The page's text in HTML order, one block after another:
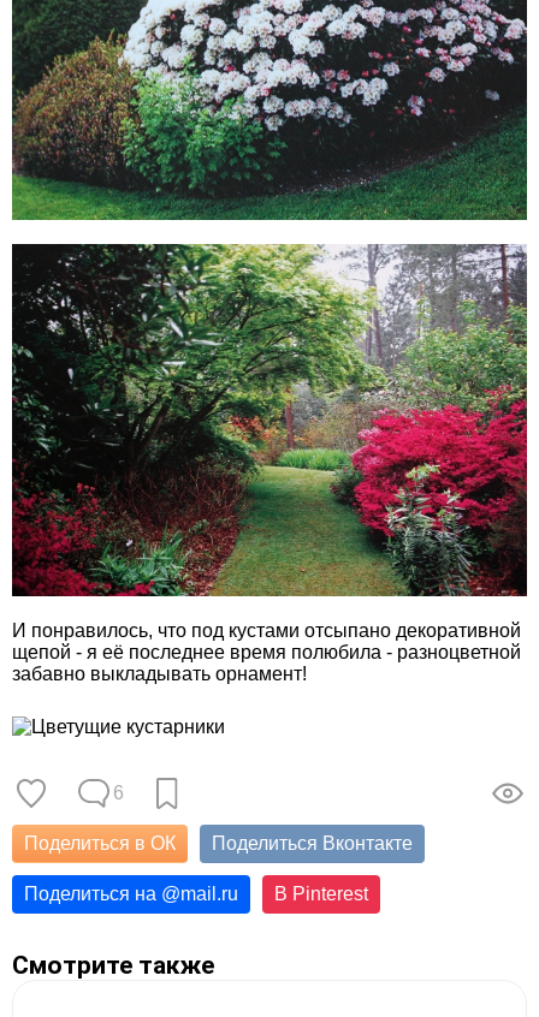
И понравилось, что под кустами отсыпано декоративной
щепой - я её последнее время полюбила - разноцветной
забавно выкладывать орнамент!
6
Поделиться в ОК Поделиться Вконтакте
Поделиться на @mail.ru В Pinterest
Смотрите также